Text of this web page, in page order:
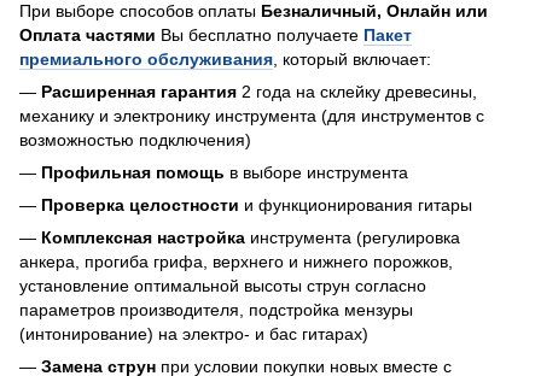
При выборе способов оплаты Безналичный, Онлайн или
Оплата частями Вы бесплатно получаете Пакет
премиального обслуживания , который включает:
— Расширенная гарантия 2 года на склейку древесины,
механику и электронику инструмента (для инструментов с
возможностью подключения)
— Профильная помощь в выборе инструмента
— Проверка целостности и функционирования гитары
— Комплексная настройка инструмента (регулировка
анкера, прогиба грифа, верхнего и нижнего порожков,
установление оптимальной высоты струн согласно
параметров производителя, подстройка мензуры
(интонирование) на электро- и бас гитарах)
— Замена струн при условии покупки новых вместе с